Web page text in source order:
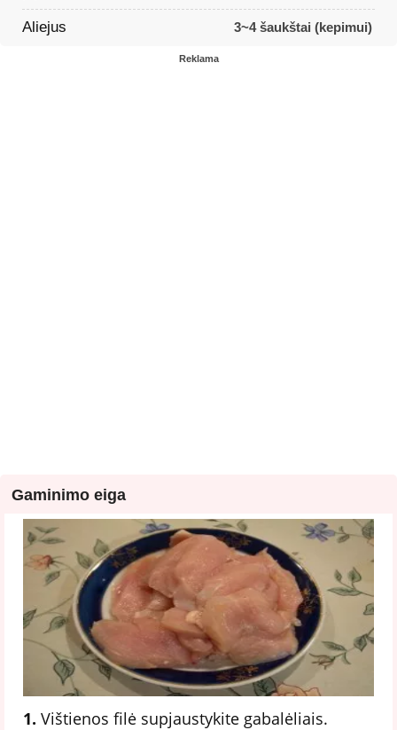
Aliejus 3~4 šaukštai (kepimui)
Reklama
Gaminimo eiga
1. Vištienos filė supjaustykite gabalėliais.